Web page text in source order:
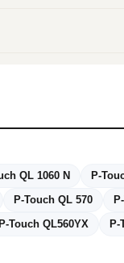
QL 1060 N P-
P-Touch QL 570
P-Touch QL560YX P-